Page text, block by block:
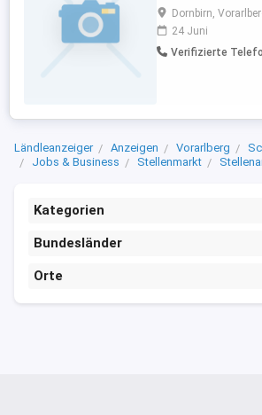
vorzugsweise
Mitarbeiterin.
Anforderungen:
Grundkenntnisse
Dornbirn,
24 Juni
Verifizierte
Ländleanzeiger Anzeigen Vorarlberg
Jobs & Business
Stellenmarkt
Kategorien
Bundesländer
Orte